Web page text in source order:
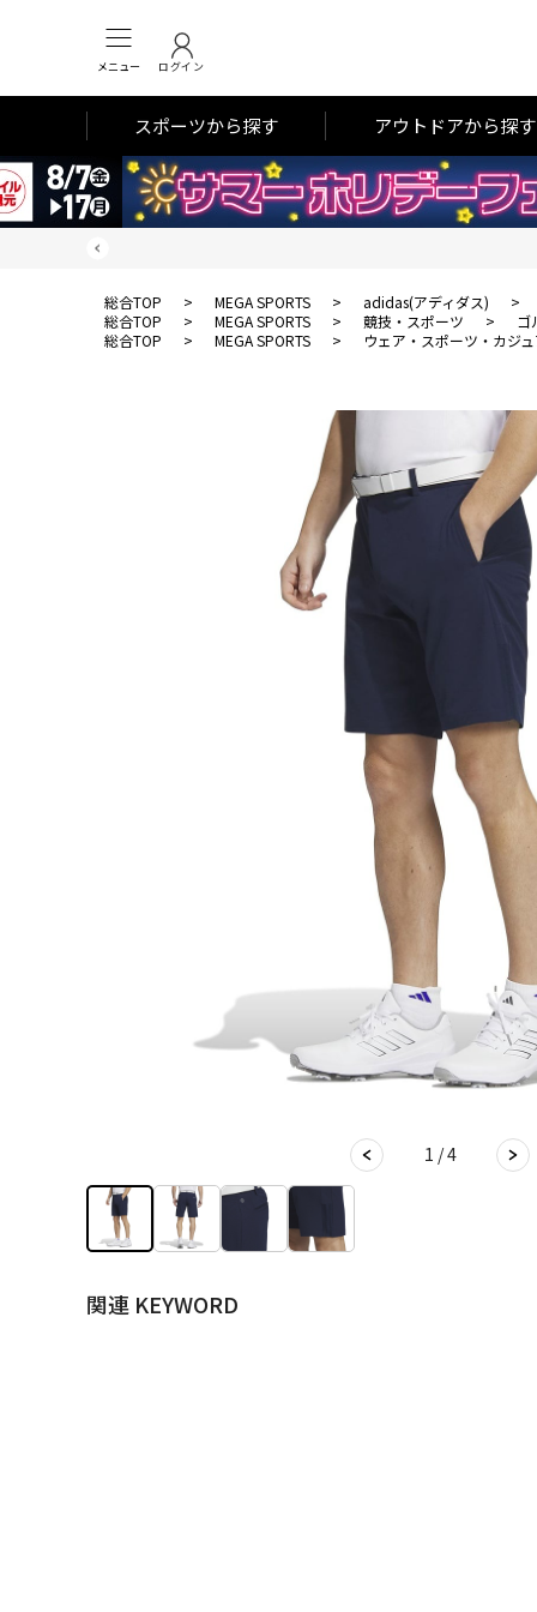
メニュー ログイン
スポーツから探す アウトドアから探す
総合TOP > MEGA SPORTS > adidas(アディダス)
>
総合TOP
> MEGA SPORTS > 競技・スポーツ >
ゴ
総合TOP
> MEGA SPORTS > ウェア・スポーツ・カジ
1 / 4
関連 KEYWORD